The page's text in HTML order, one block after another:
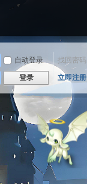
自动登录 找回密码
登录 立即注册